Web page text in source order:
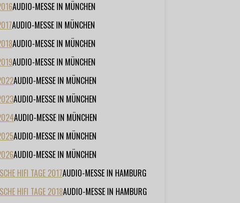
AUDIO-MESSE IN MÜNCHEN
AUDIO-MESSE IN MÜNCHEN
AUDIO-MESSE IN MÜNCHEN
AUDIO-MESSE IN MÜNCHEN
AUDIO-MESSE IN MÜNCHEN
AUDIO-MESSE IN MÜNCHEN
AUDIO-MESSE IN MÜNCHEN
AUDIO-MESSE IN MÜNCHEN
AUDIO-MESSE IN MÜNCHEN
HIFI TAGE 2017AUDIO-MESSE IN HAMBURG
HIFI TAGE 2018AUDIO-MESSE IN HAMBURG